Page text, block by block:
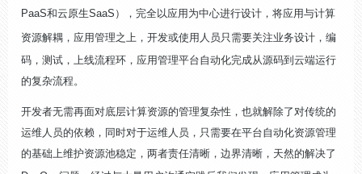
PaaS和云原生SaaS）， 完全以应用为中心进行设计 ，将应用与计算
资源解耦 ，应用管理之上，开发或使用人员只需要关注业务设计，编
码，测试，上线流程环，应用管理平台自动化完成从源码到云端运行
的复杂流程。
开发者无需再面对底层计算资源的管理复杂性，也就解除了对传统的
运维人员的依赖，同时对于运维人员，只需要在平台自动化资源管理
的基础上维护资源池稳定，两者责任清晰，边界清晰，天然的解决了